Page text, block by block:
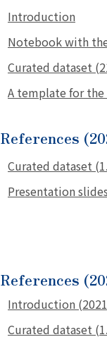
Introduction
Notebook with
Curated dataset
A template for
References
Curated dataset
Presentation
References
Introduction
Curated dataset